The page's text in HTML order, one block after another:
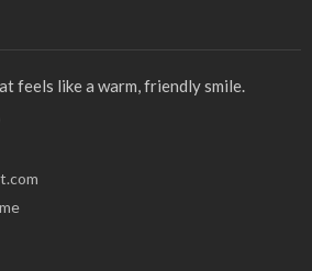
feels like a warm, friendly smile.